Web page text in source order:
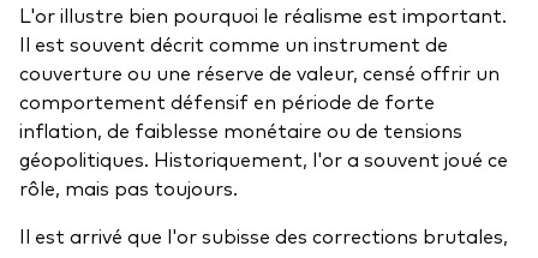
L'or illustre bien pourquoi le réalisme est important.
Il est souvent décrit comme un instrument de
couverture ou une réserve de valeur, censé offrir un
comportement défensif en période de forte
inflation, de faiblesse monétaire ou de tensions
géopolitiques. Historiquement, l'or a souvent joué ce
rôle, mais pas toujours.
Il est arrivé que l'or subisse des corrections brutales,